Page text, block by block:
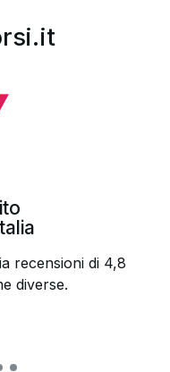
recensioni di 4,8
diverse.